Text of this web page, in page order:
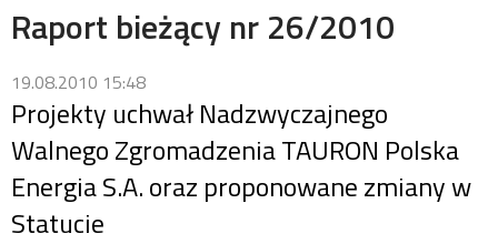
Raport bieżący nr 26/2010
19.08.2010 15:48
Projekty uchwał Nadzwyczajnego
Walnego Zgromadzenia TAURON Polska
Energia S.A. oraz proponowane zmiany w
Statucie